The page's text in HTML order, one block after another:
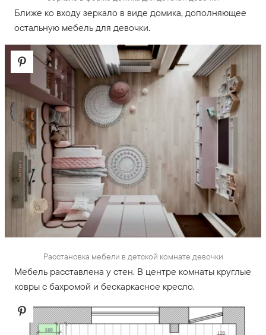
Ближе ко входу зеркало в виде домика, дополняющее
остальную мебель для девочки.
Расстановка мебели в детской комнате девочки
Мебель расставлена у стен. В центре комнаты круглые
ковры с бахромой и бескаркасное кресло.